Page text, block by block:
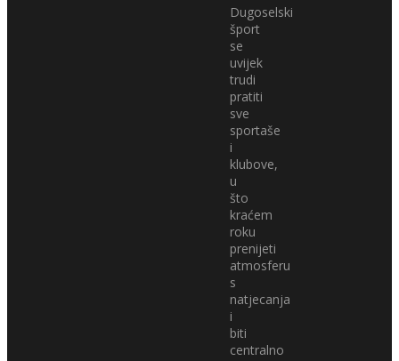
Dugoselski
šport
se
uvijek
trudi
pratiti
sve
sportaše
i
klubove,
u
što
kraćem
roku
prenijeti
atmosferu
s
natjecanja
i
biti
centralno